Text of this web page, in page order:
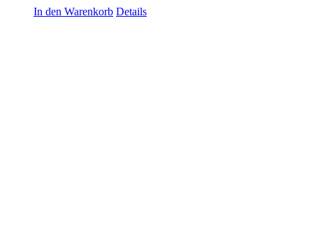
In den Warenkorb Details